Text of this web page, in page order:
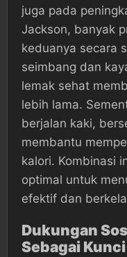
juga pada
Jackson, banyak
keduanya secara
seimbang dan
lemak sehat
lebih lama.
berjalan kaki,
membantu
kalori. Kombinasi
optimal untuk
efektif dan
Dukungan
Sebagai